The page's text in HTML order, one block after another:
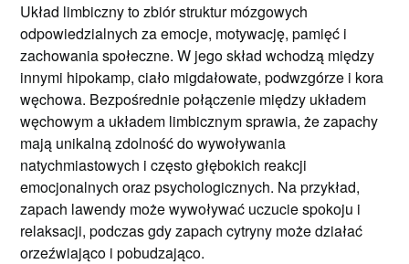
Układ limbiczny to zbiór struktur mózgowych
odpowiedzialnych za emocje, motywację, pamięć i
zachowania społeczne. W jego skład wchodzą między
innymi hipokamp, ciało migdałowate, podwzgórze i kora
węchowa. Bezpośrednie połączenie między układem
węchowym a układem limbicznym sprawia, że zapachy
mają unikalną zdolność do wywoływania
natychmiastowych i często głębokich reakcji
emocjonalnych oraz psychologicznych. Na przykład,
zapach lawendy może wywoływać uczucie spokoju i
relaksacji, podczas gdy zapach cytryny może działać
orzeźwiająco i pobudzająco.